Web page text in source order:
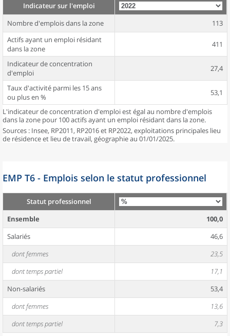
Indicateur sur l'emploi
Nombre d'emplois dans la zone
113
Actifs ayant un emploi résidant
dans la zone
411
Indicateur de concentration
d'emploi
27,4
Taux d'activité parmi les 15 ans
ou plus en %
53,1
L'indicateur de concentration d'emploi est égal au nombre d'emplois
dans la zone pour 100 actifs ayant un emploi résidant dans la zone.
Sources : Insee, RP2011, RP2016 et RP2022, exploitations principales lieu
de résidence et lieu de travail, géographie au 01/01/2025.
EMP T6 - Emplois selon le statut professionnel
Statut professionnel
Ensemble
100,0
Salariés
46,6
dont femmes
23,5
dont temps partiel
17,1
Non-salariés
53,4
dont femmes
13,6
dont temps partiel
7,3